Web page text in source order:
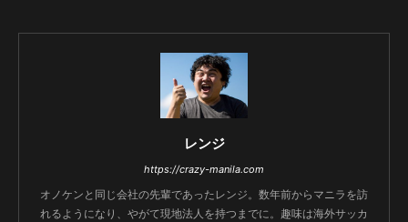
レンジ
https://crazy-manila.com
オノケンと同じ会社の先輩であったレンジ。数年前からマニラを訪
れるようになり、やがて現地法人を持つまでに。趣味は海外サッカ